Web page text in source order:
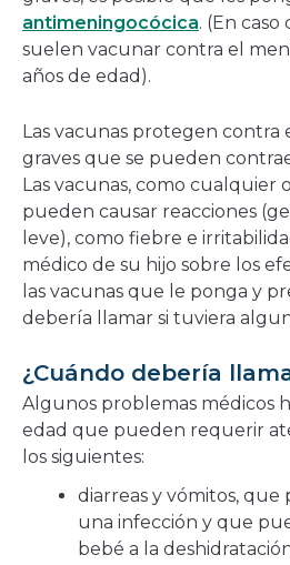
antimeningocócica. (En caso
suelen vacunar contra el
años de edad).
Las vacunas protegen contra
graves que se pueden
Las vacunas, como cualquier
pueden causar reacciones
leve), como fiebre e
médico de su hijo sobre los
las vacunas que le ponga y
debería llamar si tuviera
¿Cuándo debería
Algunos problemas médicos
edad que pueden requerir
los siguientes:
diarreas y vómitos, que
una infección y que
bebé a la